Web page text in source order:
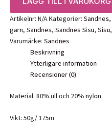
Artikelnr: N/AKategorier: Sandnes,
garn, Sandnes, Sandnes Sisu, Sisu,
Varumärke: Sandnes
Beskrivning
Ytterligare information
Recensioner (0)
Material: 80% ull och 20% nylon
Vikt: 50g/ 175m